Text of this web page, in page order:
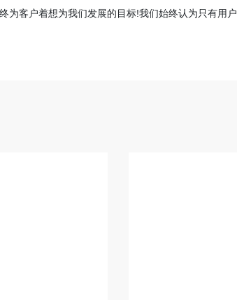
为客户着想为我们发展的目标!我们始终认为只有用